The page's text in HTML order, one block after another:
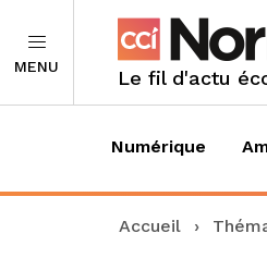
MENU Le fil d'actu
Numérique
Accueil ›